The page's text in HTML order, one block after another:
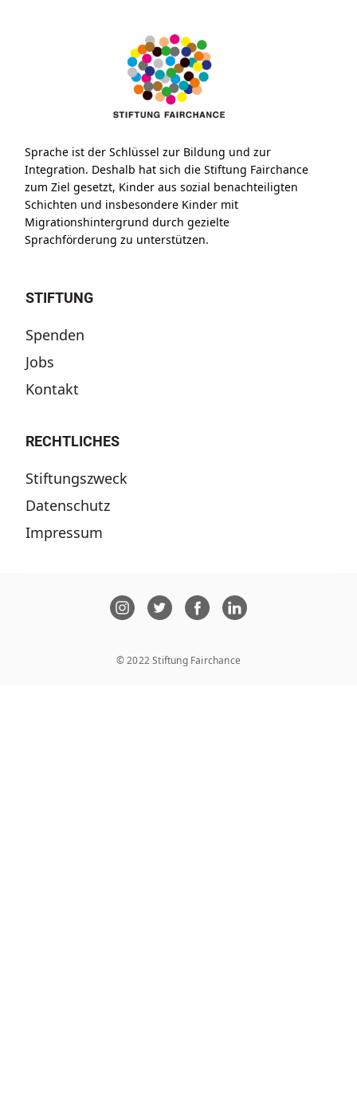
Sprache ist der Schlüssel zur Bildung und zur
Integration. Deshalb hat sich die Stiftung Fairchance
zum Ziel gesetzt, Kinder aus sozial benachteiligten
Schichten und insbesondere Kinder mit
Migrationshintergrund durch gezielte
Sprachförderung zu unterstützen.
STIFTUNG
Spenden
Jobs
Kontakt
RECHTLICHES
Stiftungszweck
Datenschutz
Impressum
© 2022 Stiftung Fairchance